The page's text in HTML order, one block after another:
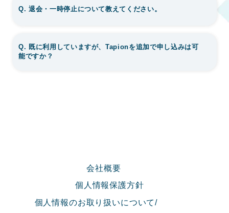
Q. 退会・一時停止について教えてください。
Q. 既に利用していますが、Tapionを追加で申し込みは可
能ですか？
個人情報のお取り扱いについて/
個人情報保護方針
会社概要